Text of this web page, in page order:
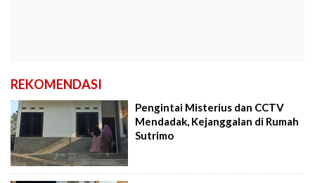
REKOMENDASI
Pengintai Misterius dan CCTV
Mendadak, Kejanggalan di Rumah
Sutrimo